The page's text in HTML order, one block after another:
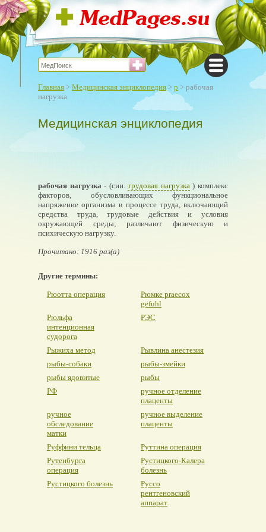
Главная > Медицинская энциклопедия > р > рабочая
нагрузка
Медицинская энциклопедия
рабочая нагрузка- (син.трудовая нагрузка) комплекс
факторов, обусловливающих функциональное
напряжение организма в процессе труда, включающий
средства труда, трудовые действия и условия
окружающей среды; различают физическую и
психическую нагрузку.
Прочитано: 1916 раз(а)
Другие термины:
Рюотта операция
Рюмке praecox
gefuhl
Рюльфа
интенционная
судорога
РЭС
Рыжиха метод
Рывлина анестезия
рыбы-собаки
рыбы-змейки
рыбы ядовитые
рыбы
РФ
ручное отделение
плаценты
ручное
обследование
матки
ручное выделение
плаценты
Руффини тельца
Руттина операция
Рутенбурга
операция
Рустицкого-Калера
болезнь
Рустицкого болезнь
Руссо
рентгеновский
аппарат